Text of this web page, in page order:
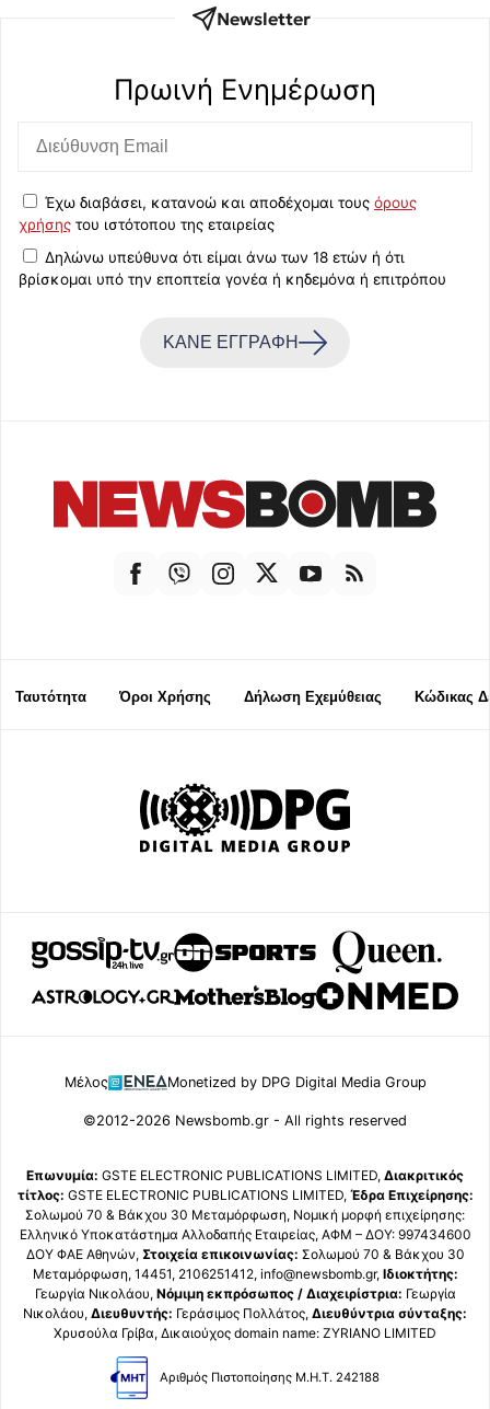
Newsletter
Πρωινή Eνημέρωση
Έχω διαβάσει, κατανοώ και αποδέχομαι τους όρους
χρήσης του ιστότοπου της εταιρείας
Δηλώνω υπεύθυνα ότι είμαι άνω των 18 ετών ή ότι
βρίσκομαι υπό την εποπτεία γονέα ή κηδεμόνα ή επιτρόπου
ΚΑΝΕ ΕΓΓΡΑΦΗ
Ταυτότητα Όροι Χρήσης Δήλωση Εχεμύθειας Κώδικας
Μέλος Monetized by DPG Digital Media Group
©2012-2026 Newsbomb.gr - All rights reserved
Επωνυμία: GSTE ELECTRONIC PUBLICATIONS LIMITED, Διακριτικός
τίτλος: GSTE ELECTRONIC PUBLICATIONS LIMITED, Έδρα Επιχείρησης:
Σολωμού 70 & Βάκχου 30 Μεταμόρφωση, Νομική μορφή επιχείρησης:
Ελληνικό Υποκατάστημα Αλλοδαπής Εταιρείας, ΑΦΜ – ΔΟΥ: 997434600
ΔΟΥ ΦΑΕ Αθηνών, Στοιχεία επικοινωνίας: Σολωμού 70 & Βάκχου 30
Μεταμόρφωση, 14451, 2106251412, info@newsbomb.gr, Ιδιοκτήτης:
Γεωργία Νικολάου, Νόμιμη εκπρόσωπος / Διαχειρίστρια: Γεωργία
Νικολάου, Διευθυντής: Γεράσιμος Πολλάτος, Διευθύντρια σύνταξης:
Χρυσούλα Γρίβα, Δικαιούχος domain name: ZYRIANO LIMITED
Αριθμός Πιστοποίησης Μ.Η.Τ. 242188